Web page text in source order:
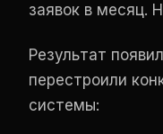
заявок в месяц.
Результат
перестроили
системы: